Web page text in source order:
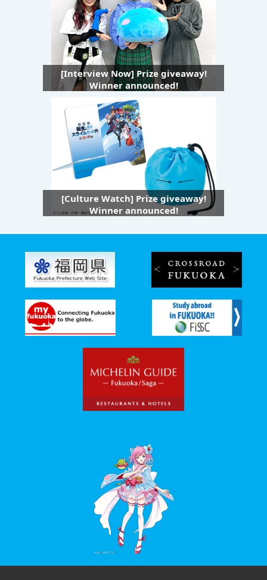
[Interview Now] Prize giveaway!
Winner announced!
[Culture Watch] Prize giveaway!
Winner announced!